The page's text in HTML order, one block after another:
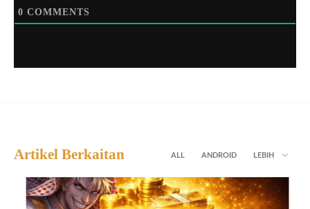
0 COMMENTS
Artikel Berkaitan ALL ANDROID LEBIH